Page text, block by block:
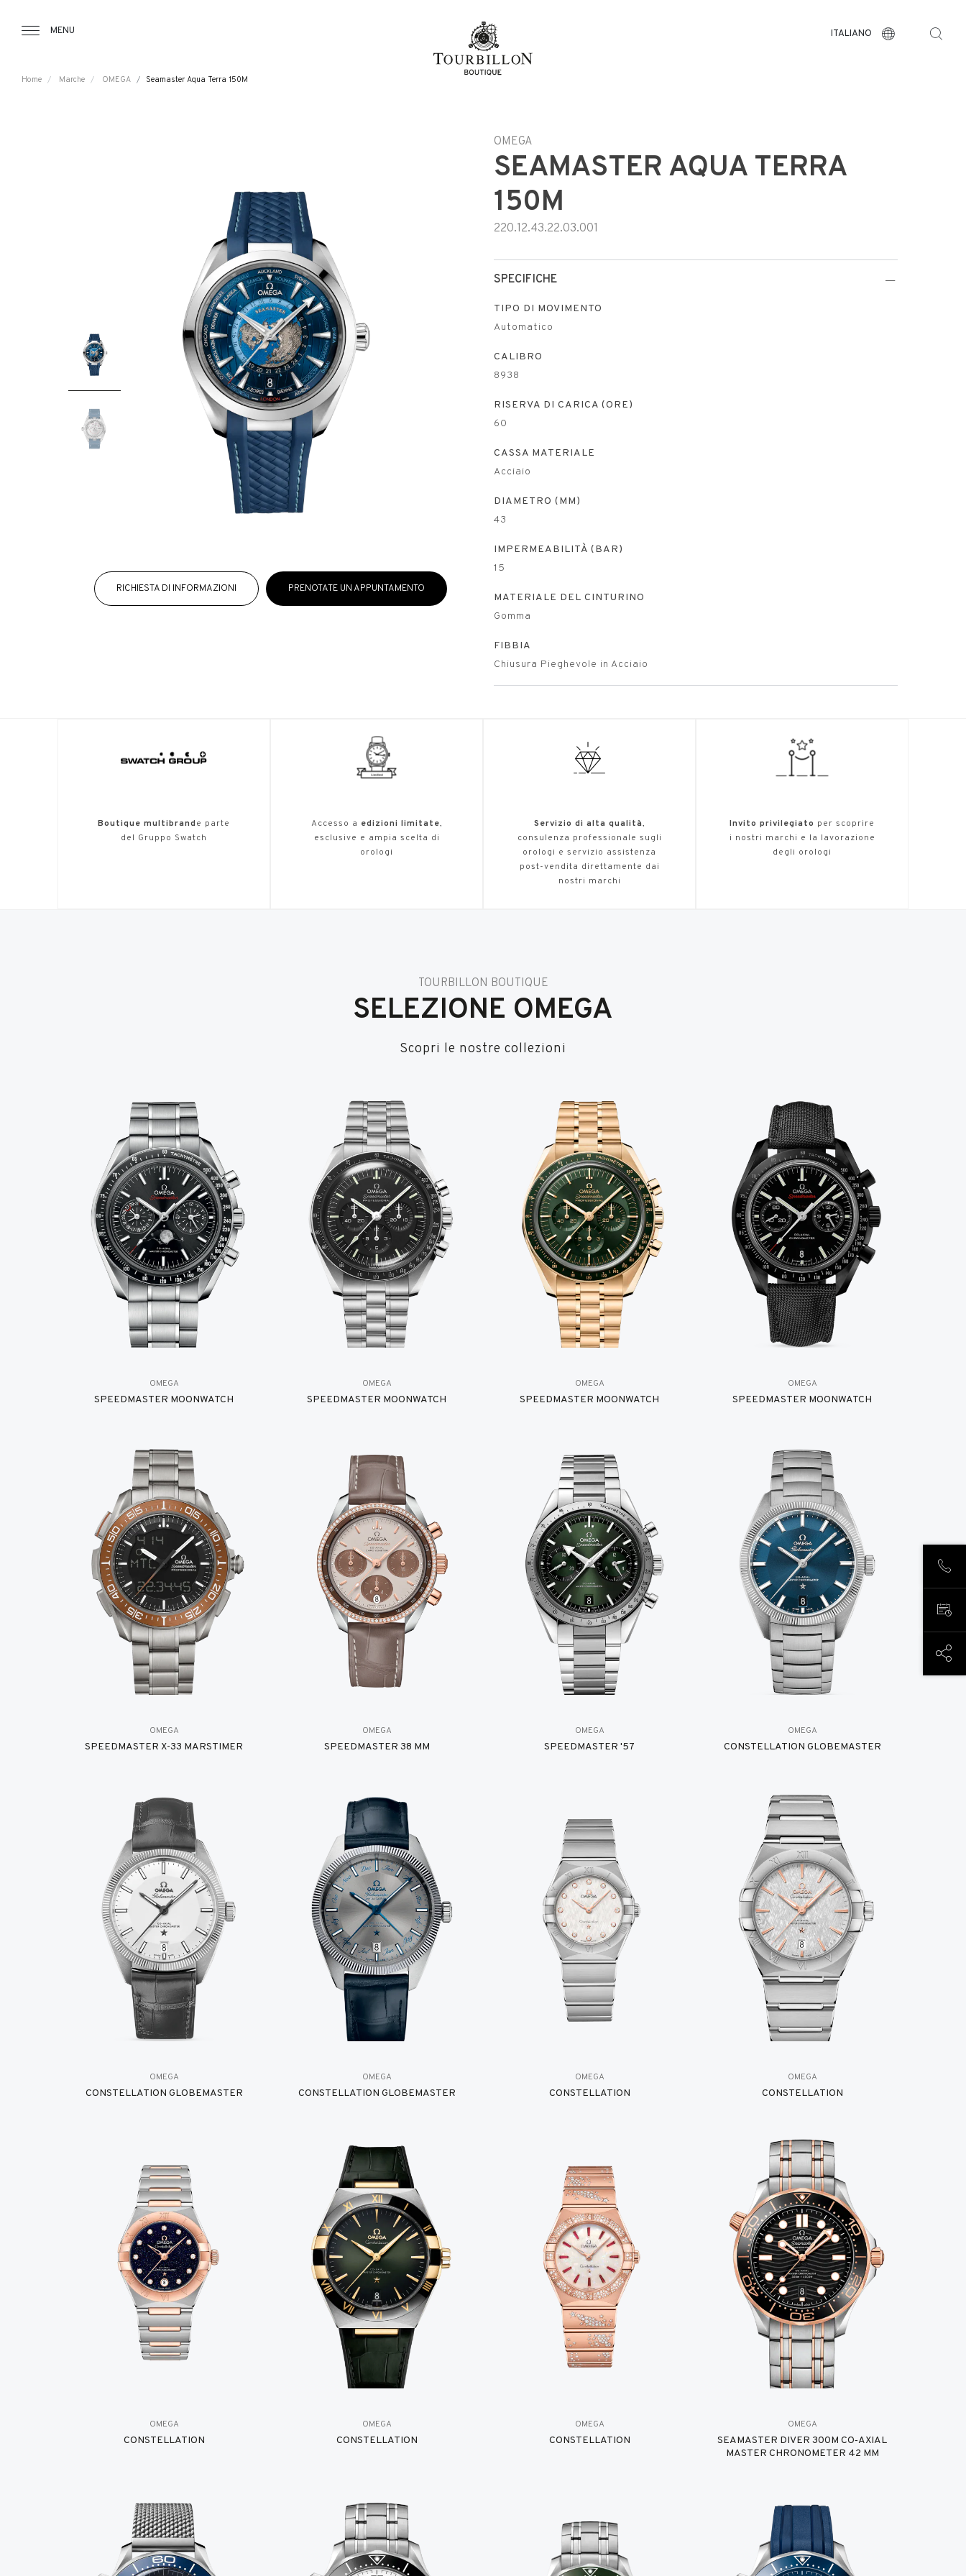
MENU ITALIANO
Home Marche OMEGA Seamaster Aqua Terra 150M
RICHIESTA DI INFORMAZIONI PRENOTATE UN APPUNTAMENTO
OMEGA
SEAMASTER AQUA TERRA
150M
220.12.43.22.03.001
SPECIFICHE
TIPO DI MOVIMENTO
Automatico
CALIBRO
8938
RISERVA DI CARICA (ORE)
60
CASSA MATERIALE
Acciaio
DIAMETRO (MM)
43
IMPERMEABILITÀ (BAR)
15
MATERIALE DEL CINTURINO
Gomma
FIBBIA
Chiusura Pieghevole in Acciaio
Boutique multibrand e parte
del Gruppo Swatch
Accesso a edizioni limitate,
esclusive e ampia scelta di
orologi
Servizio di alta qualità,
consulenza professionale sugli
orologi e servizio assistenza
post-vendita direttamente dai
nostri marchi
Invito privilegiato per scoprire
i nostri marchi e la lavorazione
degli orologi
TOURBILLON BOUTIQUE
SELEZIONE OMEGA
Scopri le nostre collezioni
OMEGA
SPEEDMASTER MOONWATCH
OMEGA
SPEEDMASTER MOONWATCH
OMEGA
SPEEDMASTER MOONWATCH
OMEGA
SPEEDMASTER MOONWATCH
OMEGA
SPEEDMASTER X-33 MARSTIMER
OMEGA
SPEEDMASTER 38 MM
OMEGA
SPEEDMASTER '57
OMEGA
CONSTELLATION GLOBEMASTER
OMEGA
CONSTELLATION GLOBEMASTER
OMEGA
CONSTELLATION GLOBEMASTER
OMEGA
CONSTELLATION
OMEGA
CONSTELLATION
OMEGA
CONSTELLATION
OMEGA
CONSTELLATION
OMEGA
CONSTELLATION
OMEGA
SEAMASTER DIVER 300M CO‑AXIAL
MASTER CHRONOMETER 42 MM